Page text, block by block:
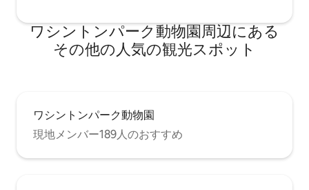
ワシントンパーク動物園⁠周⁠辺⁠に⁠あ⁠る
そ⁠の⁠他⁠の人⁠気⁠の観⁠光⁠ス⁠ポ⁠ッ⁠ト
ワシントンパーク動物園
現地メンバー189人のおすすめ